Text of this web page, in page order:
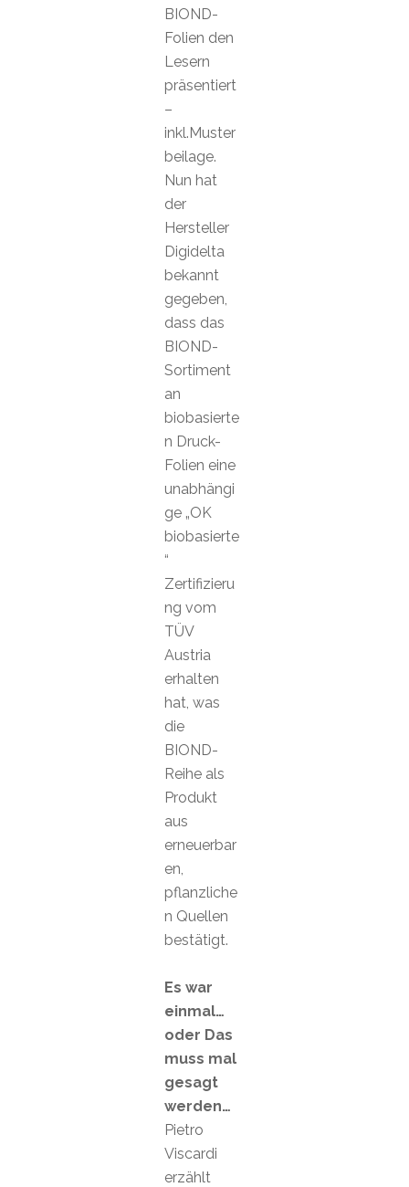
BIOND-
Folien den
Lesern
präsentiert
–
inkl.Muster
beilage.
Nun hat
der
Hersteller
Digidelta
bekannt
gegeben,
dass das
BIOND-
Sortiment
an
biobasierte
n Druck-
Folien eine
unabhängi
ge „OK
biobasierte
“
Zertifizieru
ng vom
TÜV
Austria
erhalten
hat, was
die
BIOND-
Reihe als
Produkt
aus
erneuerbar
en,
pflanzliche
n Quellen
bestätigt.
Es war
einmal…
oder Das
muss mal
gesagt
werden…
Pietro
Viscardi
erzählt